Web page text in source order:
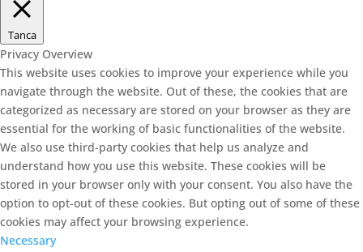
Tanca
Privacy Overview
This website uses cookies to improve your experience while you
navigate through the website. Out of these, the cookies that are
categorized as necessary are stored on your browser as they are
essential for the working of basic functionalities of the website.
We also use third-party cookies that help us analyze and
understand how you use this website. These cookies will be
stored in your browser only with your consent. You also have the
option to opt-out of these cookies. But opting out of some of these
cookies may affect your browsing experience.
Necessary